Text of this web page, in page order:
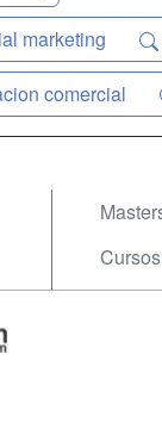
marketing
comercial